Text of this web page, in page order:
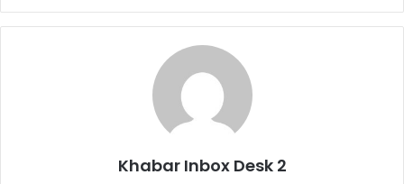
Khabar Inbox Desk 2